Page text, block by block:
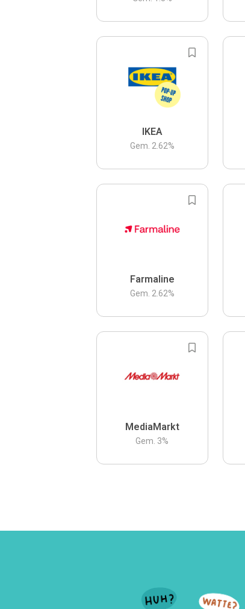
IKEA
Gem. 2.62%
Farmaline
Gem. 2.62%
MediaMarkt
Gem. 3%